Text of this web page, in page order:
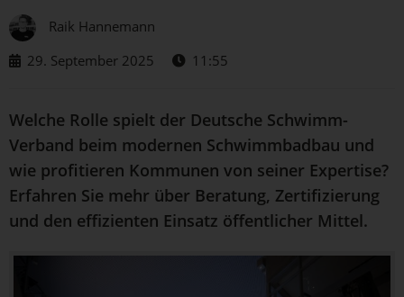
Raik Hannemann
29. September 2025
11:55
Welche Rolle spielt der Deutsche Schwimm-
Verband beim modernen Schwimmbadbau und
wie profitieren Kommunen von seiner Expertise?
Erfahren Sie mehr über Beratung, Zertifizierung
und den effizienten Einsatz öffentlicher Mittel.